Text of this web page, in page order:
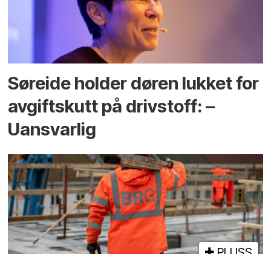
Søreide holder døren lukket for
avgiftskutt på drivstoff: –
Uansvarlig